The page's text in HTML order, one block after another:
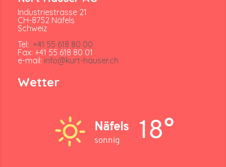
Industriestrasse 21
CH-8752 Näfels
Schweiz
Tel: +41 55 618 80 00
Fax: +41 55 618 80 01
e-mail: info@kurt-hauser.ch
Wetter
Näfels
sonnig 18°